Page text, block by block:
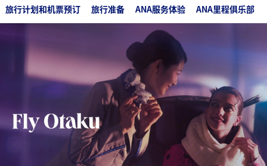
旅行计划和机票预订 旅行准备 ANA服务体验
ANA里程俱乐部